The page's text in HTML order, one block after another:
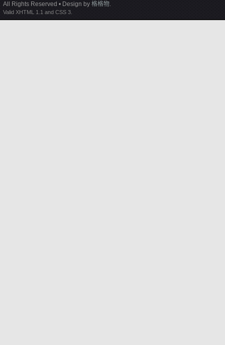
All Rights Reserved • Design by 格格物.
Valid XHTML 1.1 and CSS 3.